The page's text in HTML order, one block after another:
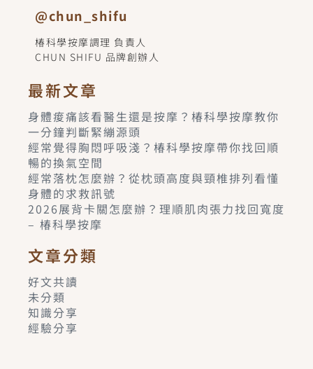
@chun_shifu
椿科學按摩調理 負責人
CHUN SHIFU 品牌創辦人
最新文章
身體痠痛該看醫生還是按摩？椿科學按摩教你
一分鐘判斷緊繃源頭
經常覺得胸悶呼吸淺？椿科學按摩帶你找回順
暢的換氣空間
經常落枕怎麼辦？從枕頭高度與頸椎排列看懂
身體的求救訊號
2026展背卡關怎麼辦？理順肌肉張力找回寬度
– 椿科學按摩
文章分類
好文共讀
未分類
知識分享
經驗分享